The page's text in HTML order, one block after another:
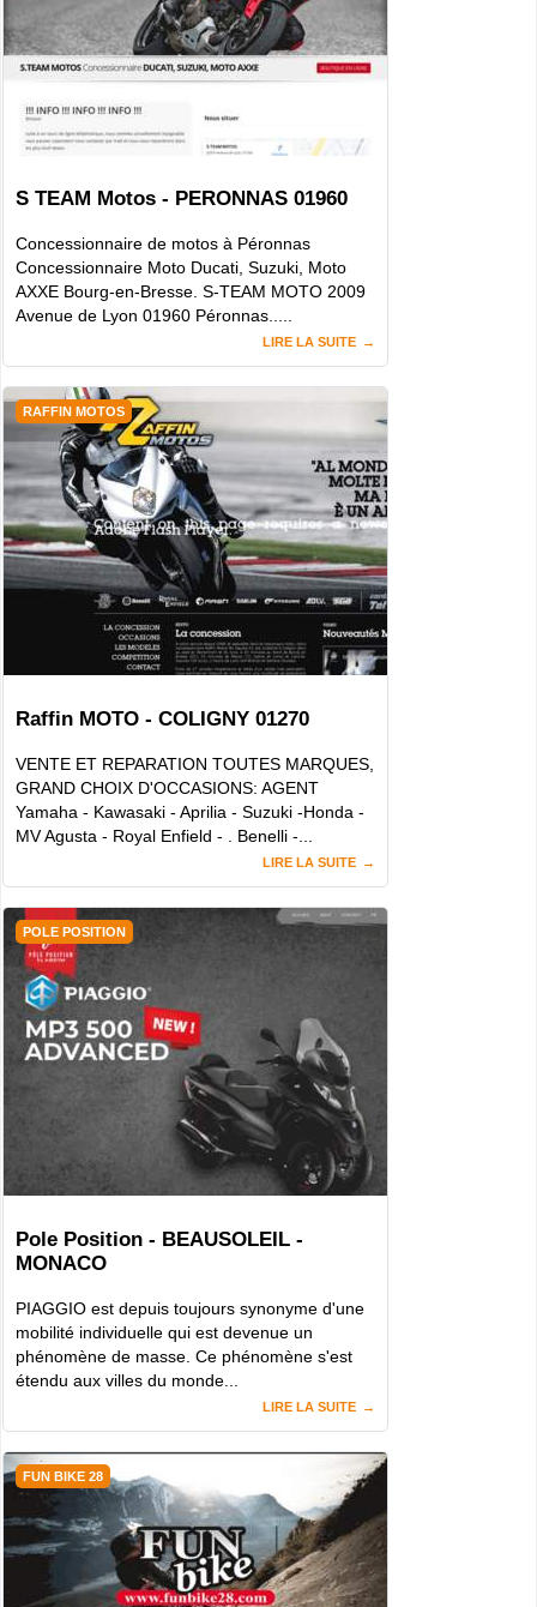
S TEAM Motos - PERONNAS 01960
Concessionnaire de motos à Péronnas
Concessionnaire Moto Ducati, Suzuki, Moto
AXXE Bourg-en-Bresse. S-TEAM MOTO 2009
Avenue de Lyon 01960 Péronnas.....
LIRE LA SUITE
RAFFIN MOTOS
Raffin MOTO - COLIGNY 01270
VENTE ET REPARATION TOUTES MARQUES,
GRAND CHOIX D'OCCASIONS: AGENT
Yamaha - Kawasaki - Aprilia - Suzuki -Honda -
MV Agusta - Royal Enfield - . Benelli -...
LIRE LA SUITE
POLE POSITION
Pole Position - BEAUSOLEIL -
MONACO
PIAGGIO est depuis toujours synonyme d'une
mobilité individuelle qui est devenue un
phénomène de masse. Ce phénomène s'est
étendu aux villes du monde...
LIRE LA SUITE
FUN BIKE 28